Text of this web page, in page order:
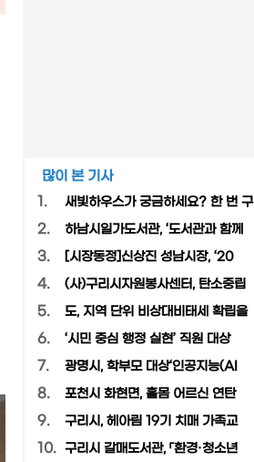
많이 본 기사
1.
새빛하우스가 궁금하세요? 한 번 구
2. 하남시일가도서관, ‘도서관과 함께
3. [시장동정]신상진 성남시장, ‘20
4. (사)구리시자원봉사센터, 탄소중립
5. 도, 지역 단위 비상대비태세 확립을
6. ‘시민 중심 행정 실현’ 직원 대상
7. 광명시, 학부모 대상‘인공지능(AI
8. 포천시 화현면, 홀몸 어르신 연탄
9. 구리시, 헤아림 19기 치매 가족교
10. 구리시 갈매도서관, 「환경·청소년